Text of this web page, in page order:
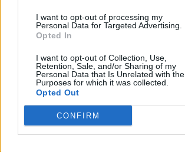
I want to opt-out of processing my
Personal Data for Targeted Advertising.
Opted In
I want to opt-out of Collection, Use,
Retention, Sale, and/or Sharing of my
Personal Data that Is Unrelated with the
Purposes for which it was collected.
Opted Out
CONFIRM